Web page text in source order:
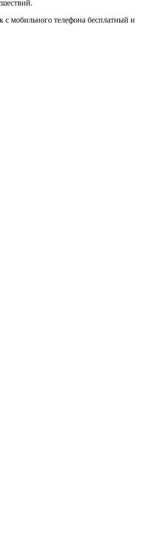
с мобильного телефона бесплатный и